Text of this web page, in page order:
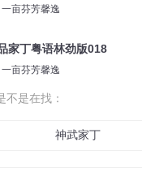
一亩芬芳馨逸
家丁粤语林劲版018
一亩芬芳馨逸
不是在找：
神武家丁